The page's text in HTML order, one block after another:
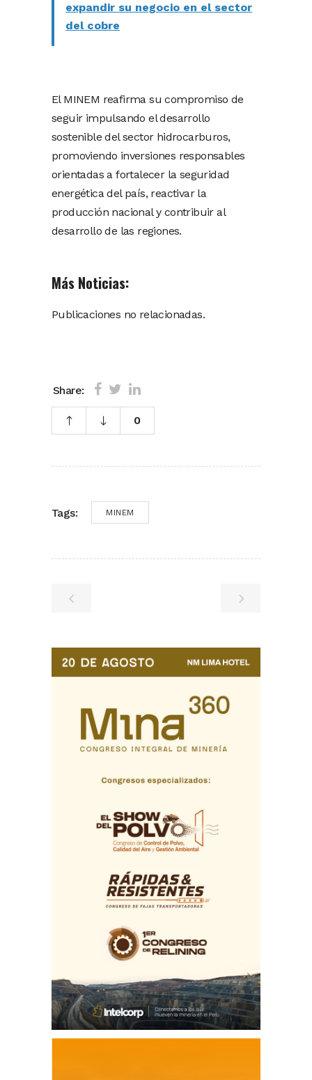
expandir su negocio en el sector
del cobre
El MINEM reafirma su compromiso de
seguir impulsando el desarrollo
sostenible del sector hidrocarburos,
promoviendo inversiones responsables
orientadas a fortalecer la seguridad
energética del país, reactivar la
producción nacional y contribuir al
desarrollo de las regiones.
Más Noticias:
Publicaciones no relacionadas.
Share:
0
Tags: MINEM